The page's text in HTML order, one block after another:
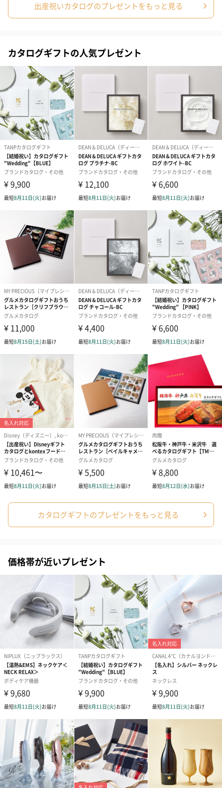
商品オプション情報
配送用のダンボールを装飾いたします。お相手のご住所に直接お
送りする際に人気のオプションです。お相手に直接手渡しする場
合は、紙袋との併用もおすすめです。
ダンボール装飾（ひま
わり）（720円）
ダンボール装飾（チュ
ーリップ）（720円）
ダンボール装
イトピンク×
紙袋
お渡し用の紙袋です。
商品に合わせたサイズをお届けします。
あり（280円）
メッセージカード（通常・写真・グリーティング）
誕生日や結婚祝い・出産祝いなど、様々なシーンのメッセージカ
ードを同梱します。
メッセージカードや封筒のデザインは一部変更する場合がありま
す。
ンク（680円）
ラッピング
ギフトラッピングを施してお届けします。
コットン巾着 【誕生
日】（グレー）L（600
円）
コットン巾着 【誕生
日】（スモーキーピン
ク）L（600円）
コットン巾着
とう】 L（600
短冊のし
商品の形質上、短冊型の熨斗紙で対応させていただいておりま
出産祝いカタログのプレゼントをもっと見る
カタログギフトの人気プレゼント
カタログギフトのプレゼントをもっと見る
価格帯が近いプレゼント